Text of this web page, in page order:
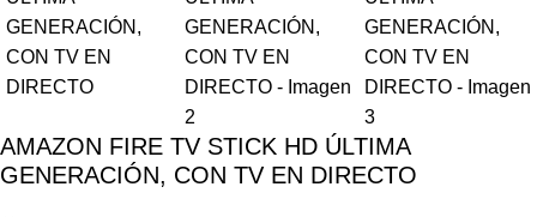
AMAZON FIRE TV STICK HD ÚLTIMA
GENERACIÓN, CON TV EN DIRECTO